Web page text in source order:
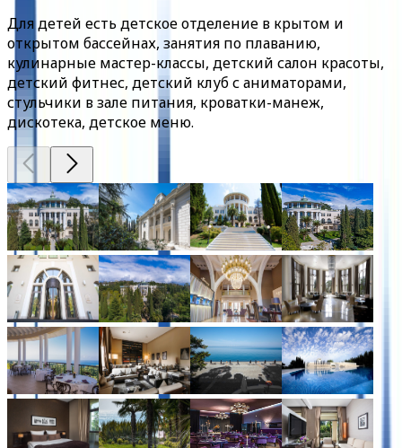
Для детей есть детское отделение в крытом и
открытом бассейнах, занятия по плаванию,
кулинарные мастер-классы, детский салон красоты,
детский фитнес, детский клуб с аниматорами,
стульчики в зале питания, кроватки-манеж,
дискотека, детское меню.